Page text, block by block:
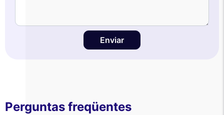
Enviar
Perguntas freqüentes